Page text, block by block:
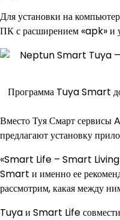
Для установки на
ПК с расширением «apk» и
Программа Tuya Smart
Вместо Туя Смарт
предлагают установку
«Smart Life – Smart
Smart и именно ее
рассмотрим, какая между
Tuya и Smart Life